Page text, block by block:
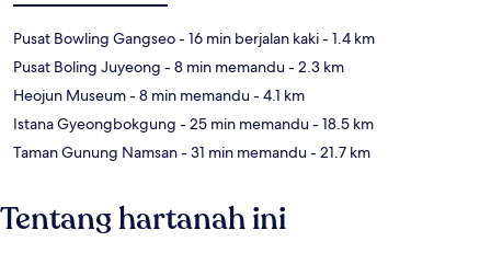
Pusat Bowling Gangseo- 16 min berjalan kaki- 1.4 km
Pusat Boling Juyeong - 8 min memandu- 2.3 km
Heojun Museum- 8 min memandu- 4.1 km
Istana Gyeongbokgung - 25 min memandu- 18.5 km
Taman Gunung Namsan- 31 min memandu- 21.7 km
Tentang hartanah ini